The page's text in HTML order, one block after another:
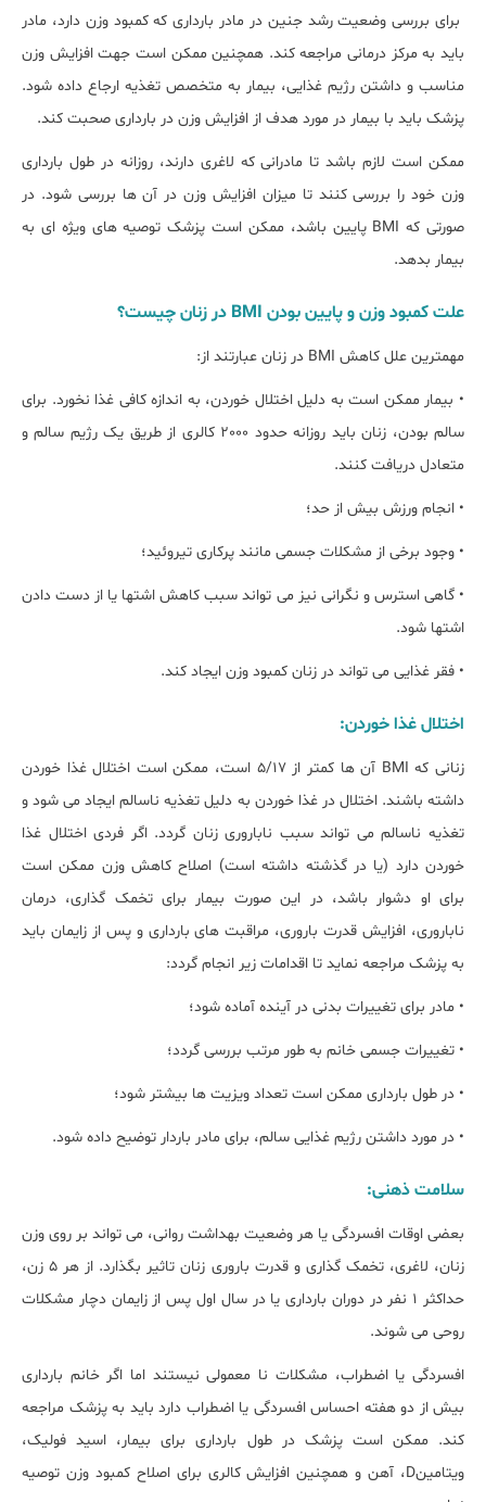
برای بررسی وضعیت رشد جنین در مادر بارداری که کمبود وزن دارد، مادر
باید به مرکز درمانی مراجعه کند. همچنین ممکن است جهت افزایش وزن
مناسب و داشتن رژیم غذایی، بیمار به متخصص تغذیه ارجاع داده شود.
پزشک باید با بیمار در مورد هدف از افزایش وزن در بارداری صحبت کند.
ممکن است لازم باشد تا مادرانی که لاغری دارند، روزانه در طول بارداری
وزن خود را بررسی کنند تا میزان افزایش وزن در آن ها بررسی شود. در
صورتی که BMI پایین باشد، ممکن است پزشک توصیه های ویژه ای به
بیمار بدهد.
علت کمبود وزن و پایین بودن BMI در زنان چیست؟
مهمترین علل کاهش BMI در زنان عبارتند از:
• بیمار ممکن است به دلیل اختلال خوردن، به اندازه کافی غذا نخورد. برای
سالم بودن، زنان باید روزانه حدود 2000 کالری از طریق یک رژیم سالم و
متعادل دریافت کنند.
• انجام ورزش بیش از حد؛
• وجود برخی از مشکلات جسمی مانند پرکاری تیروئید؛
• گاهی استرس و نگرانی نیز می تواند سبب کاهش اشتها یا از دست دادن
اشتها شود.
• فقر غذایی می تواند در زنان کمبود وزن ایجاد کند.
اختلال غذا خوردن:
زنانی که BMI آن ها کمتر از 5/17 است، ممکن است اختلال غذا خوردن
داشته باشند. اختلال در غذا خوردن به دلیل تغذیه ناسالم ایجاد می شود و
تغذیه ناسالم می تواند سبب ناباروری زنان گردد. اگر فردی اختلال غذا
خوردن دارد (یا در گذشته داشته است) اصلاح کاهش وزن ممکن است
برای او دشوار باشد، در این صورت بیمار برای تخمک گذاری، درمان
ناباروری، افزایش قدرت باروری، مراقبت های بارداری و پس از زایمان باید
به پزشک مراجعه نماید تا اقدامات زیر انجام گردد:
• مادر برای تغییرات بدنی در آینده آماده شود؛
• تغییرات جسمی خانم به طور مرتب بررسی گردد؛
• در طول بارداری ممکن است تعداد ویزیت ها بیشتر شود؛
• در مورد داشتن رژیم غذایی سالم، برای مادر باردار توضیح داده شود.
سلامت ذهنی:
بعضی اوقات افسردگی یا هر وضعیت بهداشت روانی، می تواند بر روی وزن
زنان، لاغری، تخمک گذاری و قدرت باروری زنان تاثیر بگذارد. از هر 5 زن،
حداکثر 1 نفر در دوران بارداری یا در سال اول پس از زایمان دچار مشکلات
روحی می شوند.
افسردگی یا اضطراب، مشکلات نا معمولی نیستند اما اگر خانم بارداری
بیش از دو هفته احساس افسردگی یا اضطراب دارد باید به پزشک مراجعه
کند. ممکن است پزشک در طول بارداری برای بیمار، اسید فولیک،
ویتامینD، آهن و همچنین افزایش کالری برای اصلاح کمبود وزن توصیه